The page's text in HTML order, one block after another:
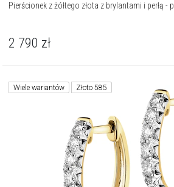
Pierścionek z żółtego złota z brylantami i perłą -
2 790 zł
Wiele wariantów Złoto 585